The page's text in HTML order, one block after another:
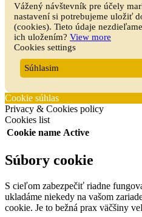
Vážený návštevník pre účely
nastavení si potrebujeme uložiť
(cookies). Tieto údaje
ich uložením? View more
Cookies settings
Súhlasim
Cookie súhlas
Privacy & Cookies policy
Cookies list
Cookie name Active
Súbory cookie
S cieľom zabezpečiť riadne
ukladáme niekedy na vašom
cookie. Je to bežná prax väčšiny